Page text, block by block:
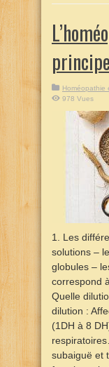
Homéopathie
978 Vues
1. Les
solutions –
globules –
correspond
Quelle
dilution :
(1DH à 8
subaiguë et